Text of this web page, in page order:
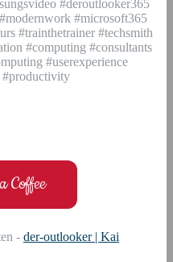
#deroutlooker365
#microsoft365
#trainthetrainer #techsmith
#computing #consultants
#userexperience
#productivity
Coffee
- der-outlooker | Kai